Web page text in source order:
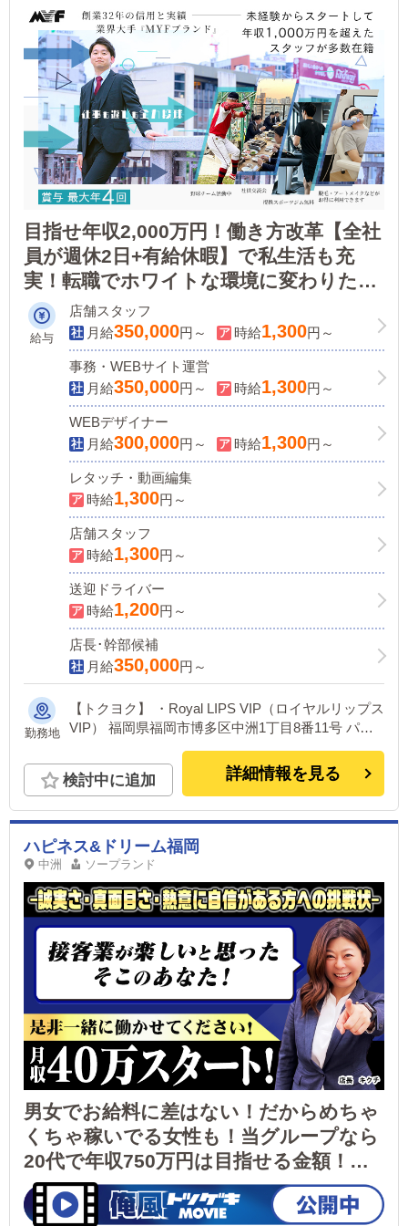
目指せ年収2,000万円！働き方改革【全社
員が週休2日+有給休暇】で私生活も充
実！転職でホワイトな環境に変わりたい
方、本気で稼ぎたい方など大歓迎！
給与
店舗スタッフ
月給350,000円～ 時給1,300円～
事務・WEBサイト運営
月給350,000円～ 時給1,300円～
WEBデザイナー
月給300,000円～ 時給1,300円～
レタッチ・動画編集
時給1,300円～
店舗スタッフ
時給1,300円～
送迎ドライバー
時給1,200円～
店長･幹部候補
月給350,000円～
勤務地
【トクヨク】 ・Royal LIPS VIP（ロイヤルリップス
VIP） 福岡県福岡市博多区中洲1丁目8番11号 パラ
博多区中洲1丁目2-13 【個室浴場】 ・TiAmo（ティ
アモ） 福岡県福岡市博多区中洲1丁目8番11号 パラ
岡市博多区中洲1丁目3番1号 ・MARIAGE（マリア
ージュ） 福岡県福岡市博多区中洲1丁目4番6号 ・
ELUMO（エルモ） 福岡市博多区中洲１丁目4番13
号 MANMAN中洲ビル3階 【デリヘル】 ▶福岡県福
岡市 ・優美（ゆうび） ・純恋（すみれ） ・CELEB
優美（セレブゆうび） 【デリバリーエステ】 ▶福
岡県福岡市 ・luxury aroma 咲（さき） ・men’s
relaxation VEGA（ベガ）
検討中に追加 詳細情報を見る
ハピネス&ドリーム福岡
中洲 ソープランド
男女でお給料に差はない！だからめちゃ
くちゃ稼いでる女性も！当グループなら
20代で年収750万円は目指せる金額！社
保完備/個人寮あり/各種手当あり/女性活
躍中/社保完備/大手グループの安心感！